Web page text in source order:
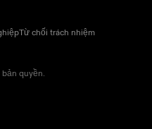
Từ chối trách nhiệm
quyền.